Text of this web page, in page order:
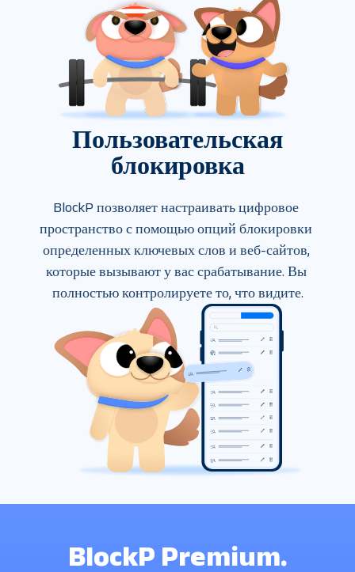
Пользовательская
блокировка
BlockP позволяет настраивать цифровое
пространство с помощью опций блокировки
определенных ключевых слов и веб-сайтов,
которые вызывают у вас срабатывание. Вы
полностью контролируете то, что видите.
BlockP Premium.